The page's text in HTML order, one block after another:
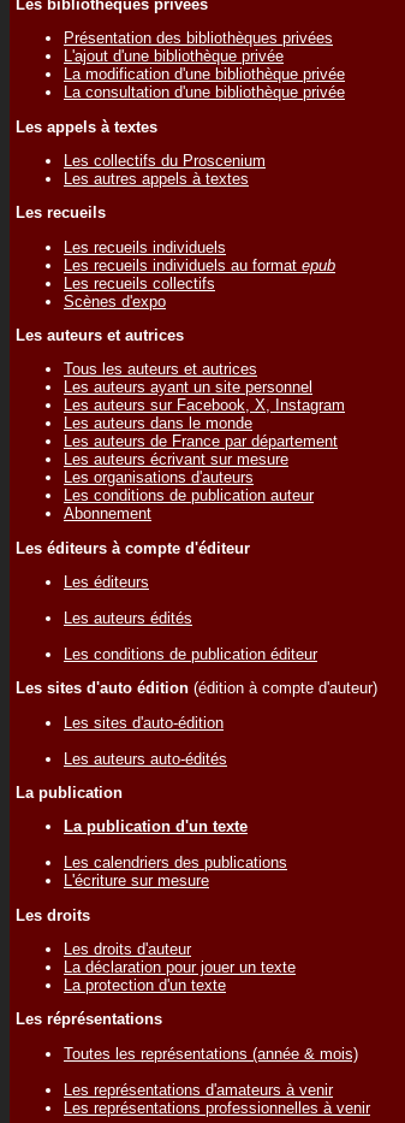
Les bibliothèques privées
Présentation des bibliothèques privées
L'ajout d'une bibliothèque privée
La modification d'une bibliothèque privée
La consultation d'une bibliothèque privée
Les appels à textes
Les collectifs du Proscenium
Les autres appels à textes
Les recueils
Les recueils individuels
Les recueils individuels au format epub
Les recueils collectifs
Scènes d'expo
Les auteurs et autrices
Tous les auteurs et autrices
Les auteurs ayant un site personnel
Les auteurs sur Facebook, X, Instagram
Les auteurs dans le monde
Les auteurs de France par département
Les auteurs écrivant sur mesure
Les organisations d'auteurs
Les conditions de publication auteur
Abonnement
Les éditeurs à compte d'éditeur
Les éditeurs
Les auteurs édités
Les conditions de publication éditeur
Les sites d'auto édition (édition à compte d'auteur)
Les sites d'auto-édition
Les auteurs auto-édités
La publication
La publication d'un texte
Les calendriers des publications
L'écriture sur mesure
Les droits
Les droits d'auteur
La déclaration pour jouer un texte
La protection d'un texte
Les réprésentations
Toutes les représentations (année & mois)
Les représentations d'amateurs à venir
Les représentations professionnelles à venir